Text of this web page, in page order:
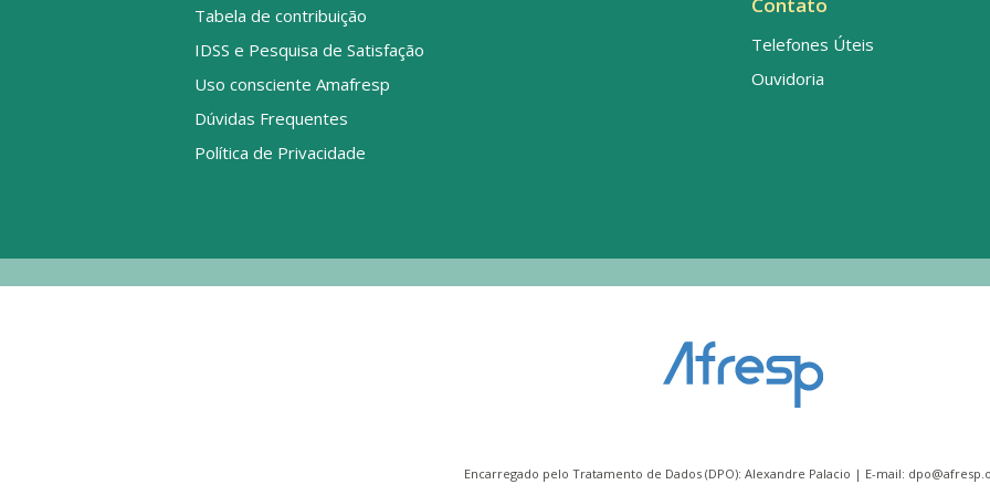
Tabela de contribuição
IDSS e Pesquisa de Satisfação
Uso consciente Amafresp
Dúvidas Frequentes
Política de Privacidade
Contato
Telefones Úteis
Ouvidoria
Encarregado pelo Tratamento de Dados (DPO): Alexandre Palacio | E-mail: